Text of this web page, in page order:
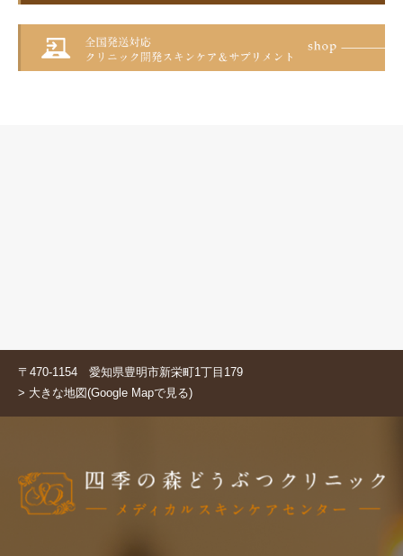
〒470-1154 愛知県豊明市新栄町1丁目179
> 大きな地図(Google Mapで見る)